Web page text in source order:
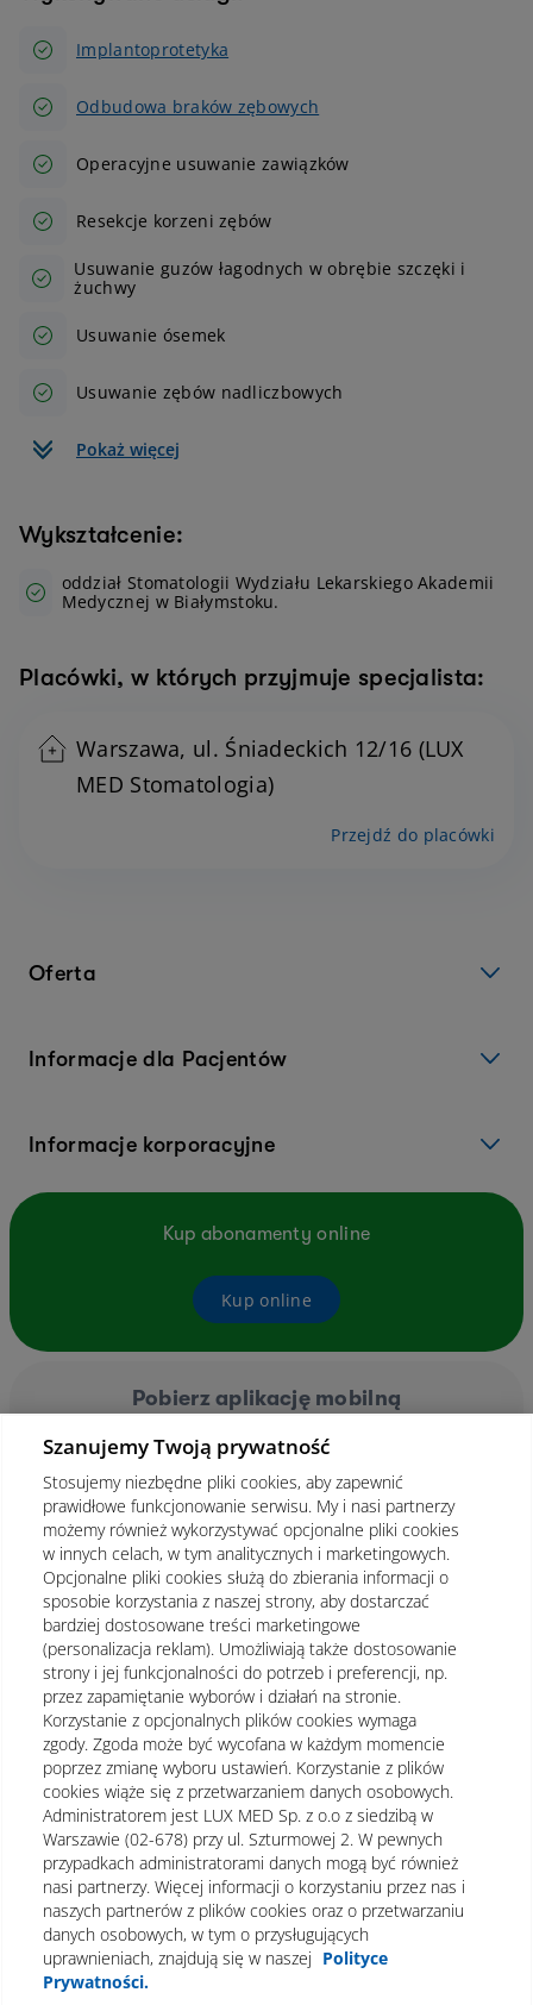
Implantoprotetyka
Odbudowa braków zębowych
Operacyjne usuwanie zawiązków
Resekcje korzeni zębów
Usuwanie guzów łagodnych w obrębie szczęki i
żuchwy
Usuwanie ósemek
Usuwanie zębów nadliczbowych
Pokaż więcej
Wykształcenie:
oddział Stomatologii Wydziału Lekarskiego Akademii
Medycznej w Białymstoku.
Placówki, w których przyjmuje specjalista:
Warszawa, ul. Śniadeckich 12/16 (LUX
MED Stomatologia)
Przejdź do placówki
Oferta
Informacje dla Pacjentów
Informacje korporacyjne
Kup abonamenty online
Kup online
Pobierz aplikację mobilną
Polityka prywatności Notka prawna
Dane osobowe Mapa strony
Oświadczenie o dostępności
Szanujemy Twoją prywatność
Stosujemy niezbędne pliki cookies, aby zapewnić
prawidłowe funkcjonowanie serwisu. My i nasi partnerzy
możemy również wykorzystywać opcjonalne pliki cookies
w innych celach, w tym analitycznych i marketingowych.
Opcjonalne pliki cookies służą do zbierania informacji o
sposobie korzystania z naszej strony, aby dostarczać
bardziej dostosowane treści marketingowe
(personalizacja reklam). Umożliwiają także dostosowanie
strony i jej funkcjonalności do potrzeb i preferencji, np.
przez zapamiętanie wyborów i działań na stronie.
Korzystanie z opcjonalnych plików cookies wymaga
zgody. Zgoda może być wycofana w każdym momencie
poprzez zmianę wyboru ustawień. Korzystanie z plików
cookies wiąże się z przetwarzaniem danych osobowych.
Administratorem jest LUX MED Sp. z o.o z siedzibą w
Warszawie (02-678) przy ul. Szturmowej 2. W pewnych
przypadkach administratorami danych mogą być również
nasi partnerzy. Więcej informacji o korzystaniu przez nas i
naszych partnerów z plików cookies oraz o przetwarzaniu
danych osobowych, w tym o przysługujących
uprawnieniach, znajdują się w naszej Polityce
Prywatności.